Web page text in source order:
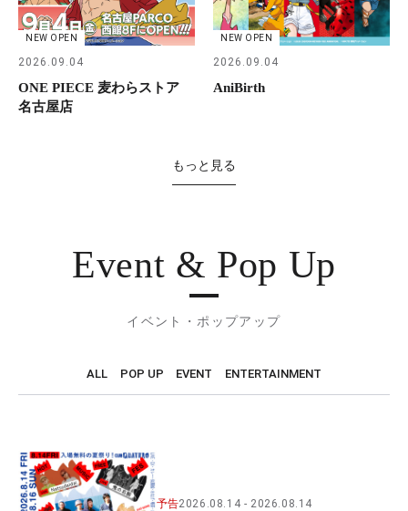
NEW OPEN
2026.09.04
ONE PIECE 麦わらストア
名古屋店
NEW OPEN
2026.09.04
AniBirth
もっと見る
Event & Pop Up
イベント・ポップアップ
ALL POP UP EVENT ENTERTAINMENT
予告2026.08.14 2026.08.14